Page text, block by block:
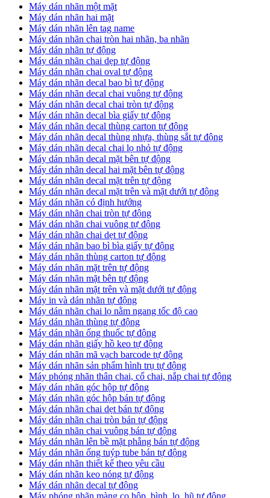
Máy dán nhãn một mặt
Máy dán nhãn hai mặt
Máy dán nhãn lên tag name
Máy dán nhãn chai tròn hai nhãn, ba nhãn
Máy dán nhãn tự động
Máy dán nhãn chai dẹp tự động
Máy dán nhãn chai oval tự động
Máy dán nhãn decal bao bì tự động
Máy dán nhãn decal chai vuông tự động
Máy dán nhãn decal chai tròn tự động
Máy dán nhãn decal bìa giấy tự động
Máy dán nhãn decal thùng carton tự động
Máy dán nhãn decal thùng nhựa, thùng sắt tự động
Máy dán nhãn decal chai lọ nhỏ tự động
Máy dán nhãn decal mặt bên tự động
Máy dán nhãn decal hai mặt bên tự động
Máy dán nhãn decal mặt trên tự động
Máy dán nhãn decal mặt trên và mặt dưới tự động
Máy dán nhãn có định hướng
Máy dán nhãn chai tròn tự động
​Máy dán nhãn chai vuông tự động
​Máy dán nhãn chai dẹt tự động
​Máy dán nhãn bao bì bìa giấy tự động
Máy dán nhãn thùng carton tự động
​Máy dán nhãn mặt trên tự động
​Máy dán nhãn mặt bên tự động
​Máy dán nhãn mặt trên và mặt dưới tự động
Máy in và dán nhãn tự động
Máy dán nhãn chai lọ nằm ngang tốc độ cao
​Máy dán nhãn thùng tự động
Máy dán nhãn ống thuốc tự động
​Máy dán nhãn giấy hồ keo tự động
​Máy dán nhãn mã vạch barcode tự động
​Máy dán nhãn sản phẩm hình trụ tự động
Máy phóng nhãn thân chai, cổ chai, nắp chai tự động
​Máy dán nhãn góc hộp tự động
Máy dán nhãn góc hộp bán tự động
​Máy dán nhãn chai dẹt bán tự động
Máy dán nhãn chai tròn bán tự động
Máy dán nhãn chai vuông bán tự động
Máy dán nhãn lên bề mặt phẵng bán tự động
​Máy dán nhãn ống tuýp tube bán tự động
Máy dán nhãn thiết kế theo yêu cầu
​Máy dán nhãn keo nóng tự động
Máy dán nhãn decal tự động
Máy phóng nhãn màng co hộp, bình, lọ, hũ tự động